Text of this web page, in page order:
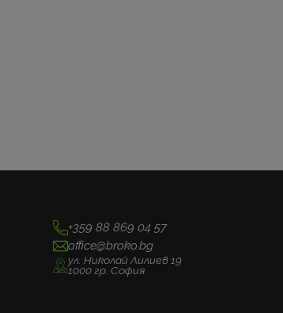
+359 88 869 04 57
office@broko.bg
ул. Николай Лилиев 19
1000 гр. София